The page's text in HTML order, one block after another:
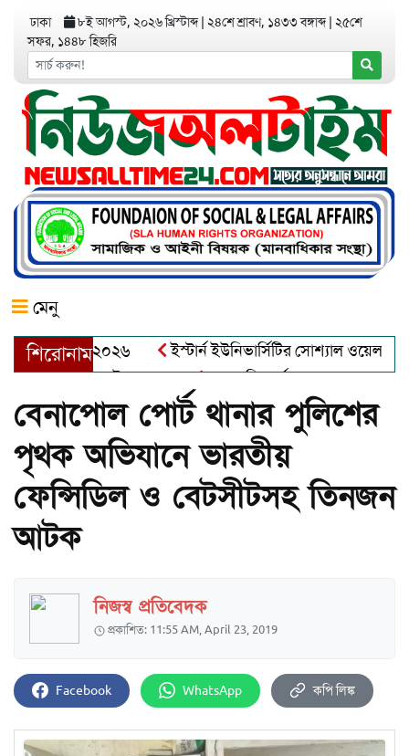
ঢাকা ৮ই আগস্ট, ২০২৬ খ্রিস্টাব্দ ২৪শে শ্রাবণ, ১৪৩৩ বঙ্গাব্দ ২৫শে
সফর, ১৪৪৮ হিজরি
মেনু
শিরোনাম
ইস্টার্ন ইউনিভার্সিটির সোশ্যাল ওয়েলফেয়ার
খালেক এর ইন্তেকাল
আত্মশুদ্ধি অর্জন ও অশুভকে বর্জন করে
বেনাপোল পোর্ট থানার পুলিশের
পৃথক অভিযানে ভারতীয়
ফেন্সিডিল ও বেটসীটসহ তিনজন
আটক
নিজস্ব প্রতিবেদক
প্রকাশিত: 11:55 AM, April 23, 2019
Facebook WhatsApp কপি লিঙ্ক